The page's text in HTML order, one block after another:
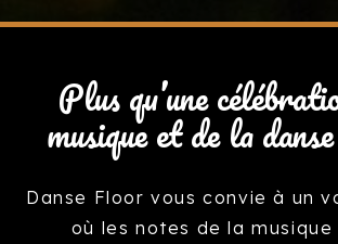
Plus qu’une
musique et de la
Danse Floor vous convie à un
où les notes de la